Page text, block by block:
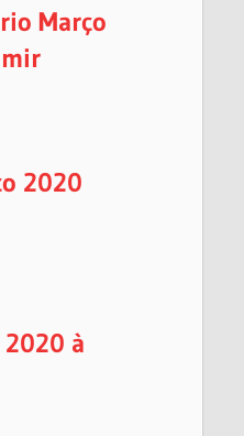
Março
2020
à